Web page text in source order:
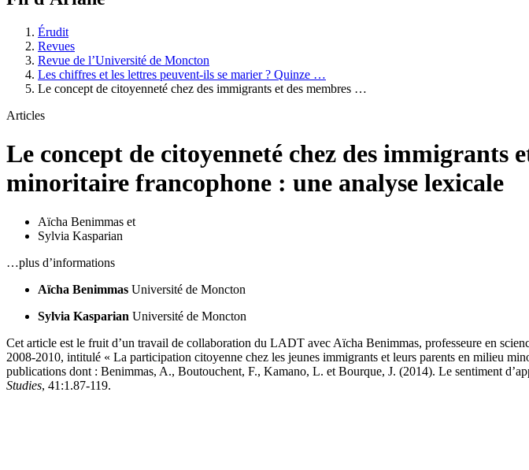
Érudit
Revues
Revue de l’Université de Moncton
Les chiffres et les lettres peuvent-ils se marier ? Quinze …
Le concept de citoyenneté chez des immigrants et des membres …
Articles
Le concept de citoyenneté chez des immigrants
minoritaire francophone : une analyse lexicale
Aïcha Benimmas et
Sylvia Kasparian
…plus d’informations
Aïcha Benimmas Université de Moncton
Sylvia Kasparian Université de Moncton
Cet article est le fruit d’un travail de collaboration du LADT avec Aïcha Benimmas, professeure en
2008-2010, intitulé « La participation citoyenne chez les jeunes immigrants et leurs parents en milieu
publications dont : Benimmas, A., Boutouchent, F., Kamano, L. et Bourque, J. (2014). Le sentiment
Studies, 41:1.87-119.